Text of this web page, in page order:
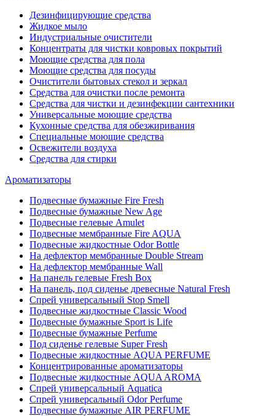
Дезинфицирующие средства
Жидкое мыло
Индустриальные очистители
Концентраты для чистки ковровых покрытий
Моющие средства для пола
Моющие средства для посуды
Очистители бытовых стекол и зеркал
Средства для очистки после ремонта
Средства для чистки и дезинфекции сантехники
Универсальные моющие средства
Кухонные средства для обезжиривания
Специальные моющие средства
Освежители воздуха
Средства для стирки
Ароматизаторы
Подвесные бумажные Fire Fresh
Подвесные бумажные New Age
Подвесные гелевые Amulet
Подвесные мембранные Fire AQUA
Подвесные жидкостные Odor Bottle
На дефлектор мембранные Double Stream
На дефлектор мембранные Wall
На панель гелевые Fresh Box
На панель, под сиденье древесные Natural Fresh
Спрей универсальный Stop Smell
Подвесные жидкостные Classic Wood
Подвесные бумажные Sport is Life
Подвесные бумажные Perfume
Под сиденье гелевые Super Fresh
Подвесные жидкостные AQUA PERFUME
Концентрированные ароматизаторы
Подвесные жидкостные AQUA AROMA
Спрей универсальный Aquatica
Спрей универсальный Odor Perfume
Подвесные бумажные AIR PERFUME